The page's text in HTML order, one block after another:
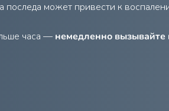
может привести к
часа — немедленно вызывайте